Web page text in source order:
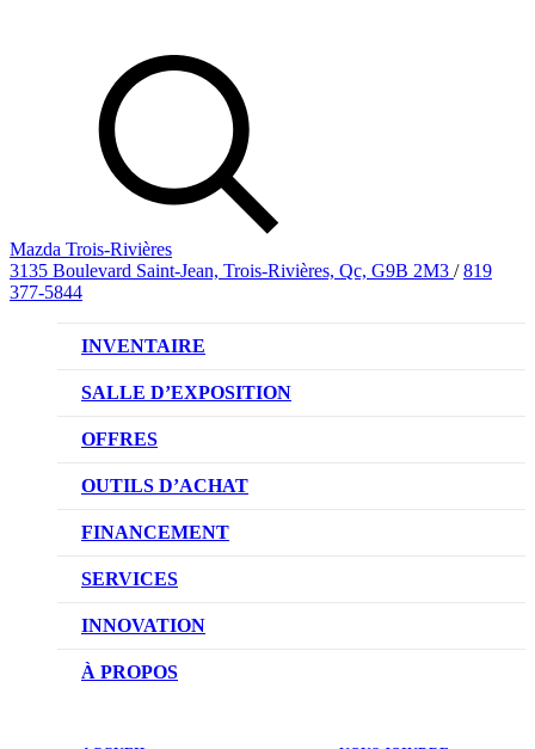
Mazda Trois-Rivières
3135 Boulevard Saint-Jean, Trois-Rivières, Qc, G9B 2M3 / 819
377-5844
INVENTAIRE
VÉHICULES NEUFS
VÉHICULES D’OCCASION
SALLE D’EXPOSITION
OFFRES
OFFRES DU CONCESSIONNAIRE
OUTILS D’ACHAT
CONFIGUREZ VOTRE VÉHICULE
RÉSERVEZ UN ESSAI ROUTIER
DEMANDEZ UN PRIX
FINANCEMENT
NOTRE DIFFÉRENCE
DEMANDE DE CRÉDIT AUTO
SERVICES
NOTRE PROMESSE
PRENDRE UN RENDEZ-VOUS
INNOVATION
TECHNOLOGIE SKYACTIV
À PROPOS